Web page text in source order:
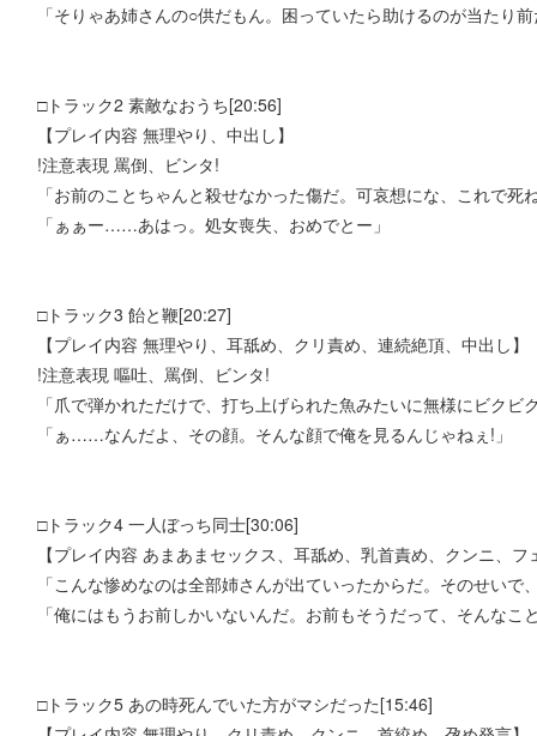
「そりゃあ姉さんの○供だもん。困っていたら助けるのが当たり
□トラック2 素敵なおうち[20:56]
【プレイ内容 無理やり、中出し】
!注意表現 罵倒、ビンタ!
「お前のことちゃんと殺せなかった傷だ。可哀想にな、これで死
「ぁぁー……あはっ。処女喪失、おめでとー」
□トラック3 飴と鞭[20:27]
【プレイ内容 無理やり、耳舐め、クリ責め、連続絶頂、中出し】
!注意表現 嘔吐、罵倒、ビンタ!
「爪で弾かれただけで、打ち上げられた魚みたいに無様にビク
「ぁ……なんだよ、その顔。そんな顔で俺を見るんじゃねぇ!」
□トラック4 一人ぼっち同士[30:06]
【プレイ内容 あまあまセックス、耳舐め、乳首責め、クンニ、
「こんな惨めなのは全部姉さんが出ていったからだ。そのせいで
「俺にはもうお前しかいないんだ。お前もそうだって、そんなこ
□トラック5 あの時死んでいた方がマシだった[15:46]